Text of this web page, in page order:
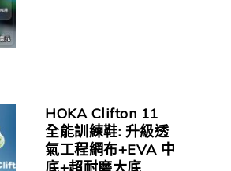
HOKA Clifton 11
全能訓練鞋: 升級透
氣工程網布+EVA 中